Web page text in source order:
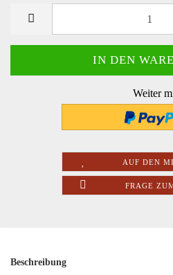
Weiter
AUF DEN
FRAGE
Beschreibung